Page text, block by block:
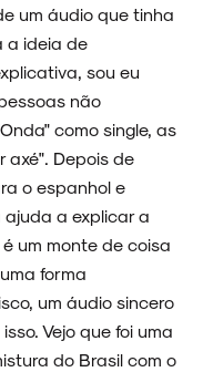
um áudio que tinha
a ideia de
sou eu
não
como single, as
axé". Depois de
o espanhol e
ajuda a explicar a
um monte de coisa
forma
um áudio sincero
Vejo que foi uma
do Brasil com o